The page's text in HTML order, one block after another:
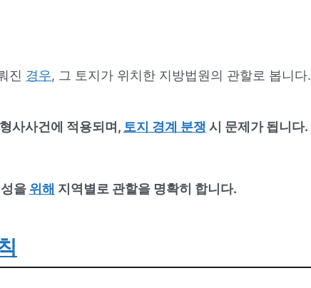
진 경우, 그 토지가 위치한 지방법원의 관할로 봅니다.
사사건에 적용되며, 토지 경계 분쟁 시 문제가 됩니다.
을 위해 지역별로 관할을 명확히 합니다.